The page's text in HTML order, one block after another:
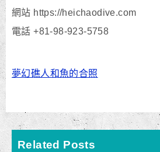
網站 https://heichaodive.com
電話 +81-98-923-5758
夢幻礁人和魚的合照
Related Posts